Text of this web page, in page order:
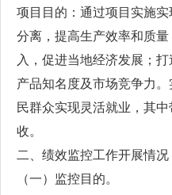
项目目的：通过项目实施
分离，提高生产效率和质
入，促进当地经济发展；
产品知名度及市场竞争力
民群众实现灵活就业，其
收。
二、绩效监控工作开展情况
（一）监控目的。